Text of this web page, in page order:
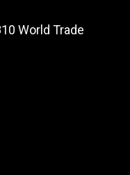
World Trade